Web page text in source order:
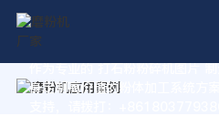
作为专业的 打石粉粉碎机图片
身定制高价值的粉体加工系统方